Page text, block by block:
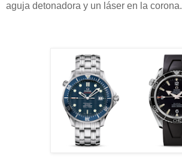
aguja detonadora y un láser en la corona.